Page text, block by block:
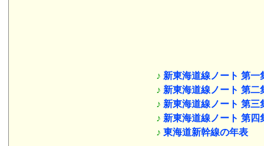
♪ 新東海道線ノート 第一
♪ 新東海道線ノート 第二
♪ 新東海道線ノート 第三
♪ 新東海道線ノート 第四
♪ 東海道新幹線の年表